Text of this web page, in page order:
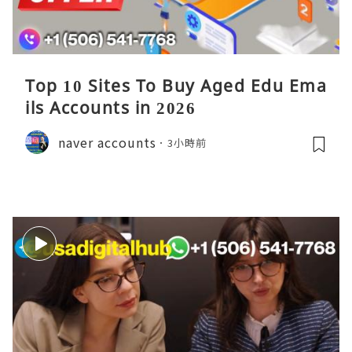
Top 10 Sites To Buy Aged Edu Ema
ils Accounts in 2026
naver accounts 3小時前